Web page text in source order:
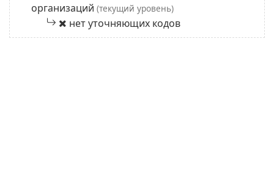
организаций (текущий уровень)
нет уточняющих кодов